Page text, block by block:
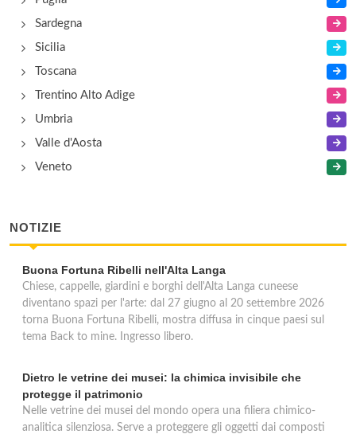
Sardegna
Sicilia
Toscana
Trentino Alto Adige
Umbria
Valle d'Aosta
Veneto
NOTIZIE
Buona Fortuna Ribelli nell'Alta Langa
Chiese, cappelle, giardini e borghi dell'Alta Langa cuneese
diventano spazi per l'arte: dal 27 giugno al 20 settembre 2026
torna Buona Fortuna Ribelli, mostra diffusa in cinque paesi sul
tema Back to mine. Ingresso libero.
Dietro le vetrine dei musei: la chimica invisibile che
protegge il patrimonio
Nelle vetrine dei musei del mondo opera una filiera chimico-
analitica silenziosa. Serve a proteggere gli oggetti dai composti